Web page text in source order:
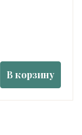
В корзину